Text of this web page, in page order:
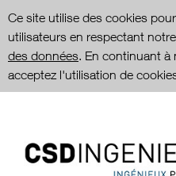
Ce site utilise des cookies
utilisateurs en respectant notre
des données. En continuant à
acceptez l'utilisation de